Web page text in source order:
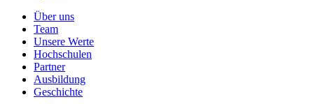
Über uns
Team
Unsere Werte
Hochschulen
Partner
Ausbildung
Geschichte